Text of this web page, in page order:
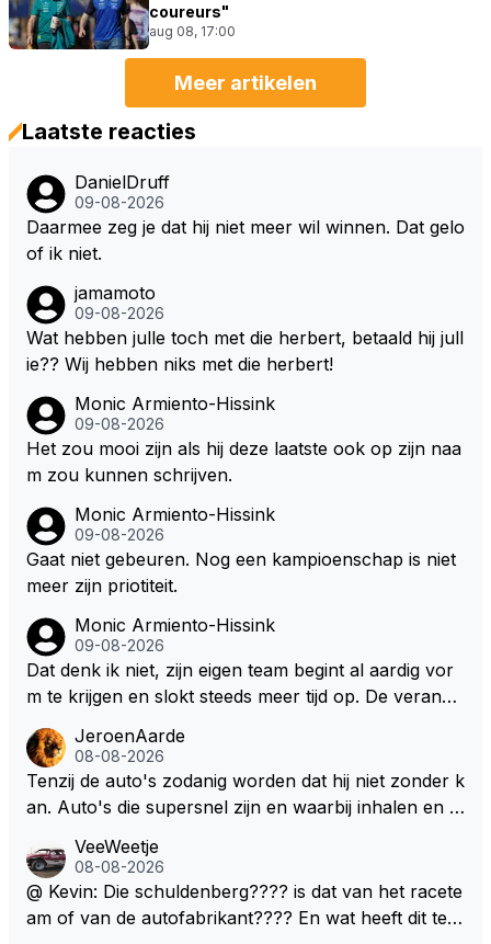
coureurs"
aug 08, 17:00
Meer artikelen
Laatste reacties
DanielDruff
09-08-2026
Daarmee zeg je dat hij niet meer wil winnen. Dat gelo
of ik niet.
jamamoto
09-08-2026
Wat hebben julle toch met die herbert, betaald hij jull
ie?? Wij hebben niks met die herbert!
Monic Armiento-Hissink
09-08-2026
Het zou mooi zijn als hij deze laatste ook op zijn naa
m zou kunnen schrijven.
Monic Armiento-Hissink
09-08-2026
Gaat niet gebeuren. Nog een kampioenschap is niet
meer zijn priotiteit.
Monic Armiento-Hissink
09-08-2026
Dat denk ik niet, zijn eigen team begint al aardig vor
m te krijgen en slokt steeds meer tijd op. De verande
en zullen ben ik bang niet het gewenste effect hebb
en. Mocht het wel zo zijn dan zal het 3 jaar zijn, hoo
guit 5 jaar maar echt niet langer. Vergeet niet, hij hee
em meer plezier gebracht dan de F1 op dit moment.
JeroenAarde
08-08-2026
Tenzij de auto's zodanig worden dat hij niet zonder k
an. Auto's die supersnel zijn en waarbij inhalen en v
ronkende motoren en op de grenzen rijden van de
mogelijkheden. Het ouderwetse racen waarbij de ma
nnen en jongens verdeeld worden. Als deze auto's g
VeeWeetje
08-08-2026
@ Kevin: Die schuldenberg???? is dat van het racete
am of van de autofabrikant???? En wat heeft dit te